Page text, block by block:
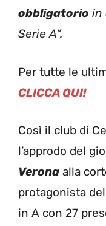
obbligatorio in
Serie A”.
Per tutte le
CLICCA QUI!
Così il club di
l’approdo del
Verona alla
protagonista
in A con 27